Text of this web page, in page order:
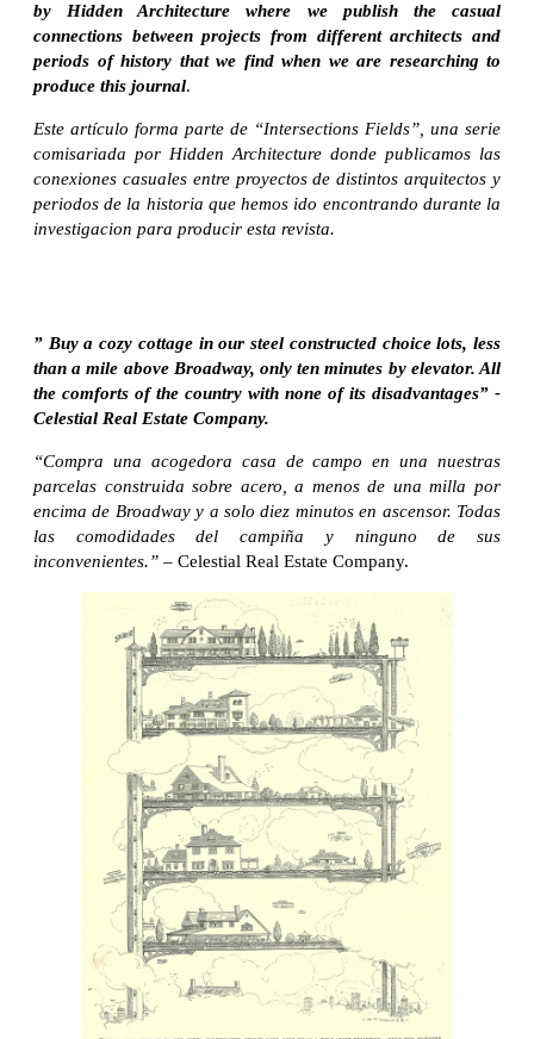
by Hidden Architecture where we publish the casual
connections between projects from different architects and
periods of history that we find when we are researching to
produce this journal.
Este artículo forma parte de “Intersections Fields”, una serie
comisariada por Hidden Architecture donde publicamos las
conexiones casuales entre proyectos de distintos arquitectos y
periodos de la historia que hemos ido encontrando durante la
investigacion para producir esta revista.
” Buy a cozy cottage in our steel constructed choice lots, less
than a mile above Broadway, only ten minutes by elevator. All
the comforts of the country with none of its disadvantages” -
Celestial Real Estate Company.
“Compra una acogedora casa de campo en una nuestras
parcelas construida sobre acero, a menos de una milla por
encima de Broadway y a solo diez minutos en ascensor. Todas
las comodidades del campiña y ninguno de sus
inconvenientes.” – Celestial Real Estate Company.